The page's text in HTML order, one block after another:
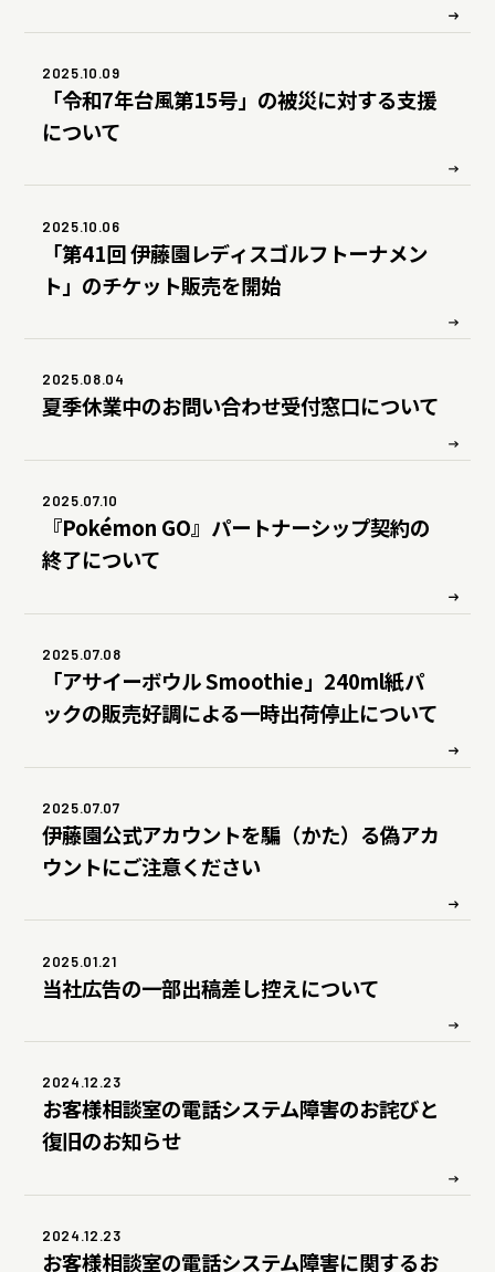
研究リリース
学会発表・論文
サイエンスキャッスル研究費
共同研究公募制度 伊藤園ウェルネスフォーラム
研究開発トップ
経営戦略
業績・財務情報
株式関連情報
IRイベント
IRライブラリ
ディスクロージャーポリシー
採用サイト
2025.10.09
「令和7年台風第15号」の被災に対する支援
について
2025.10.06
「第41回 伊藤園レディスゴルフトーナメン
ト」のチケット販売を開始
2025.08.04
夏季休業中のお問い合わせ受付窓口について
2025.07.10
『Pokémon GO』パートナーシップ契約の
終了について
2025.07.08
「アサイーボウル Smoothie」240ml紙パ
ックの販売好調による一時出荷停止について
2025.07.07
伊藤園公式アカウントを騙（かた）る偽アカ
ウントにご注意ください
2025.01.21
当社広告の一部出稿差し控えについて
2024.12.23
お客様相談室の電話システム障害のお詫びと
復旧のお知らせ
2024.12.23
お客様相談室の電話システム障害に関するお